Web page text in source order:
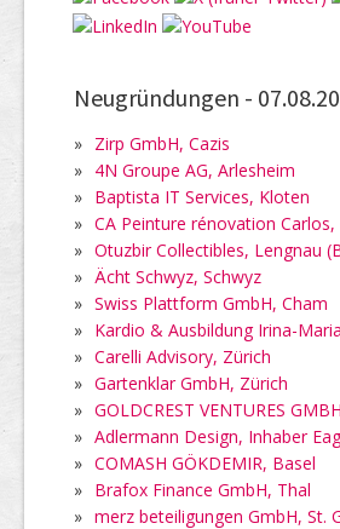
Neugründungen -
» Zirp GmbH, Cazis
» 4N Groupe AG, Arlesheim
» Baptista IT Services, Kloten
» CA Peinture rénovation Carlos,
» Otuzbir Collectibles, Lengnau
» Ächt Schwyz, Schwyz
» Swiss Plattform GmbH, Cham
» Kardio & Ausbildung Irina-
» Carelli Advisory, Zürich
» Gartenklar GmbH, Zürich
» GOLDCREST VENTURES
» Adlermann Design, Inhaber
» COMASH GÖKDEMIR, Basel
» Brafox Finance GmbH, Thal
» merz beteiligungen GmbH, St.